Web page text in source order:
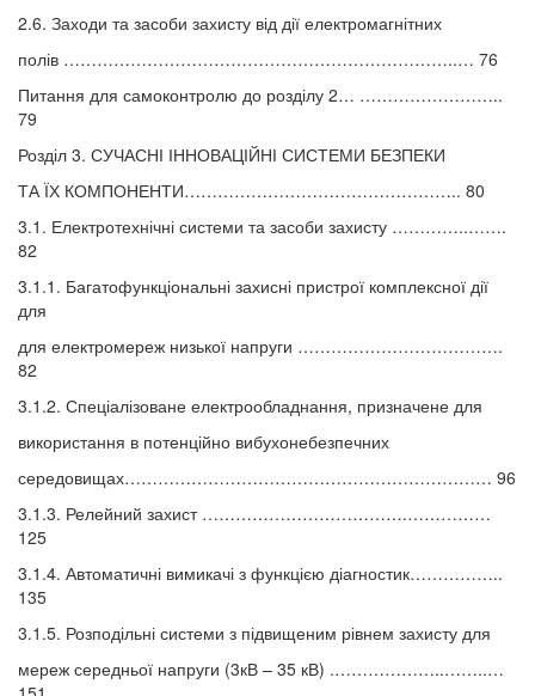
2.6. Заходи та засоби захисту від дії електромагнітних
полів ……………………………………………………………..… 76
Питання для самоконтролю до розділу 2… ……………………..
79
Розділ 3. СУЧАСНІ ІННОВАЦІЙНІ СИСТЕМИ БЕЗПЕКИ
ТА ЇХ КОМПОНЕНТИ………………………………………….. 80
3.1. Електротехнічні системи та засоби захисту …………..…….
82
3.1.1. Багатофункціональні захисні пристрої комплексної дії
для
для електромереж низької напруги ……………………………….
82
3.1.2. Спеціалізоване електрообладнання, призначене для
використання в потенційно вибухонебезпечних
середовищах………………………………………………………… 96
3.1.3. Релейний захист ……………………………….……………
125
3.1.4. Автоматичні вимикачі з функцією діагностик……………..
135
3.1.5. Розподільні системи з підвищеним рівнем захисту для
мереж середньої напруги (3кВ – 35 кВ) .………………..……..…